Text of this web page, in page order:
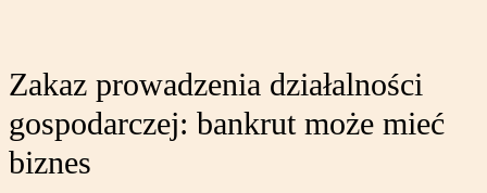
Zakaz prowadzenia działalności
gospodarczej: bankrut może mieć
biznes